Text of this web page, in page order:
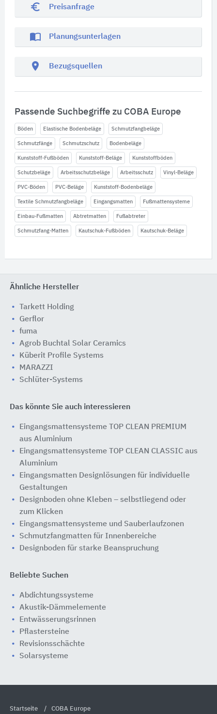
euro_symbol Preisanfrage
import_contacts Planungsunterlagen
location_on Bezugsquellen
Passende Suchbegriffe zu COBA Europe
Böden Elastische Bodenbeläge Schmutzfangbeläge
Schmutzfänge Schmutzschutz Bodenbeläge
Kunststoff-Fußböden Kunststoff-Beläge Kunststoffböden
Schutzbeläge Arbeitsschutzbeläge Arbeitsschutz Vinyl-Beläge
PVC-Böden PVC-Beläge Kunststoff-Bodenbeläge
Textile Schmutzfangbeläge Eingangsmatten Fußmattensysteme
Einbau-Fußmatten Abtretmatten Fußabtreter
Schmutzfang-Matten Kautschuk-Fußböden Kautschuk-Beläge
Ähnliche Hersteller
Tarkett Holding
Gerflor
fuma
Agrob Buchtal Solar Ceramics
Küberit Profile Systems
MARAZZI
Schlüter-Systems
Das könnte Sie auch interessieren
Eingangsmattensysteme TOP CLEAN PREMIUM
aus Aluminium
Eingangsmattensysteme TOP CLEAN CLASSIC aus
Aluminium
Eingangsmatten Designlösungen für individuelle
Gestaltungen
Designboden ohne Kleben – selbstliegend oder
zum Klicken
Eingangsmattensysteme und Sauberlaufzonen
Schmutzfangmatten für Innenbereiche
Designboden für starke Beanspruchung
Beliebte Suchen
Abdichtungssysteme
Akustik-Dämmelemente
Entwässerungsrinnen
Pflastersteine
Revisionsschächte
Solarsysteme
Startseite COBA Europe